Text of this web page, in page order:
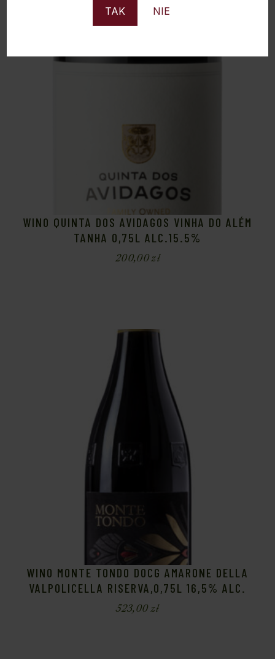
TAK NIE
WINO QUINTA DOS AVIDAGOS VINHA DO ALÉM
TANHA 0,75L ALC.15.5%
200,00zł
WINO MONTE TONDO DOCG AMARONE DELLA
VALPOLICELLA RISERVA,0,75L 16,5% ALC.
523,00zł